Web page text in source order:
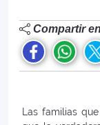
Compartir
Las familias